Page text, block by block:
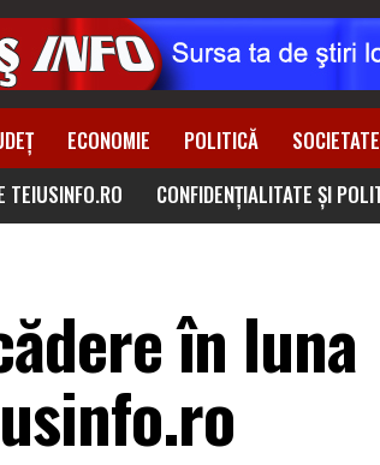
ECONOMIE POLITICĂ SOCIETATE
TEIUSINFO.RO CONFIDENȚIALITATE ȘI
în luna